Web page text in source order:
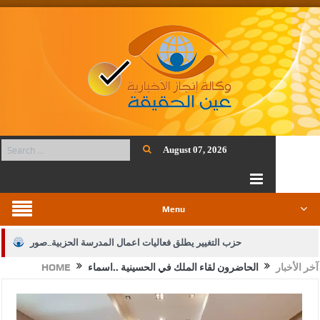
August 07, 2026
Menu
حزب التغيير يطلق فعاليات اعمال المدرسة الحزبية..صور
الجيش يفتح باب التجنيد لحملة البكالوريوس في الحقوق والقانون
بيان اجتماع عمّان:دعم الوصاية الهاشمية التاريخية على المقدسات
HOME آخر الأخبار الحاضرون لقاء الملك في الحسينية ..اسماء